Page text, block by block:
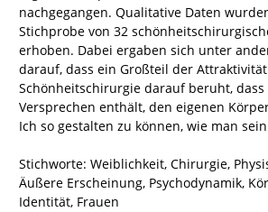
nachgegangen. Qualitative Daten
Stichprobe von 32
erhoben. Dabei ergaben sich unter
darauf, dass ein Großteil der
Schönheitschirurgie darauf beruht, dass
Versprechen enthält, den eigenen
Ich so gestalten zu können, wie man
Stichworte: Weiblichkeit, Chirurgie,
Äußere Erscheinung, Psychodynamik,
Identität, Frauen